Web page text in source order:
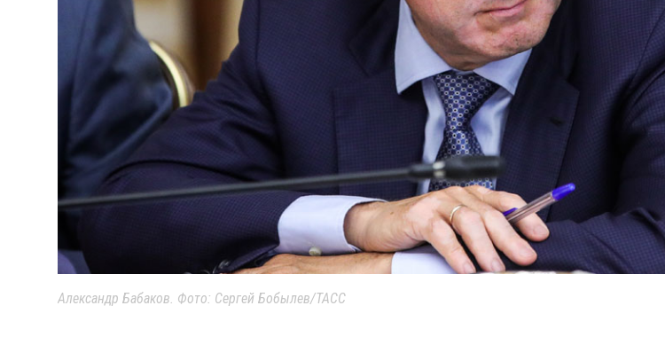
Александр Бабаков. Фото: Сергей Бобылев/ТАСС